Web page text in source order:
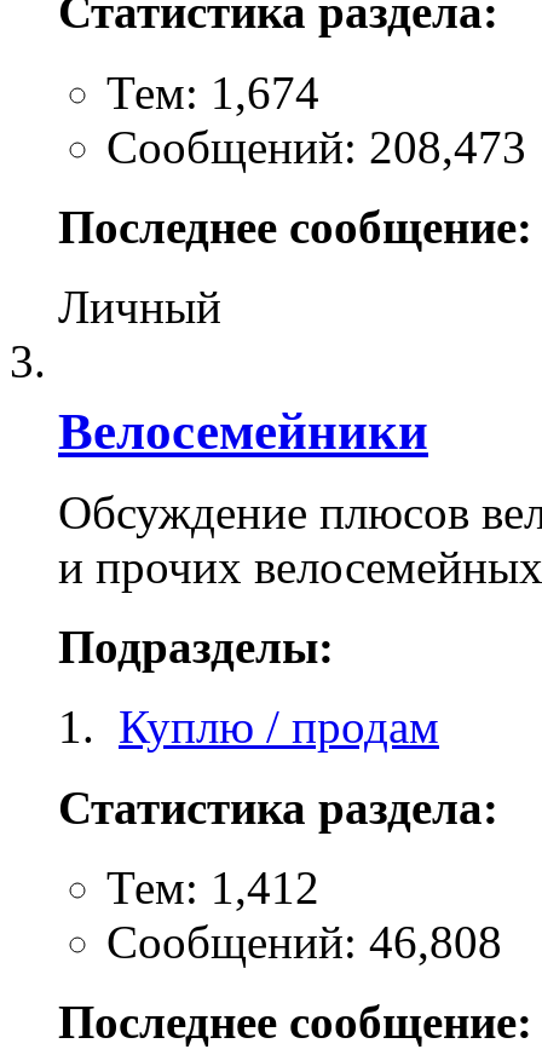
Статистика раздела:
Тем: 1,674
Сообщений: 208,473
Последнее сообщение:
Личный
Велосемейники
Обсуждение плюсов
и прочих
Подразделы:
Куплю / продам
Статистика раздела:
Тем: 1,412
Сообщений: 46,808
Последнее сообщение: